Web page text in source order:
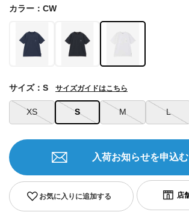
カラー：CW
XS S M L
サイズ：S サイズガイドはこちら
お気に入りに追加する
入荷お知らせを申込む